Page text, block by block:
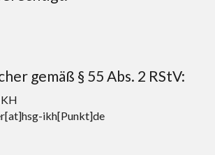
gemäß § 55 Abs. 2 RStV:
ikh[Punkt]de